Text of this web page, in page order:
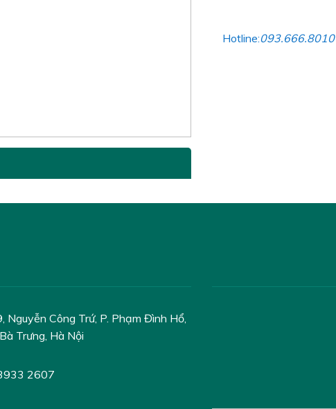
Hotline:093.666.8010
Nguyễn Công Trứ, P. Phạm Đình Hổ,
Trưng, Hà Nội
2607